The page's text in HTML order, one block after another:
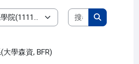
搜尋課程
搜尋課程
學森資, BFR)